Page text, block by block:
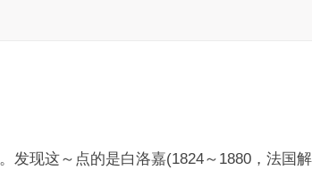
现这～点的是白洛嘉(1824～1880，法国